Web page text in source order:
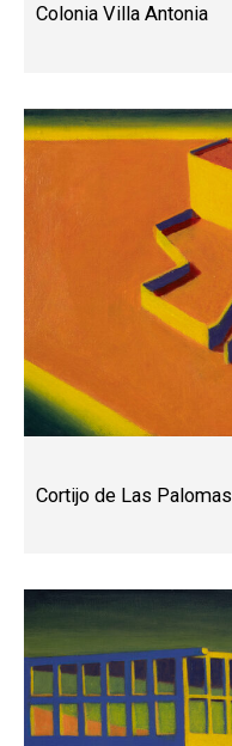
Colonia Villa Antonia
Cortijo de Las Palomas